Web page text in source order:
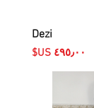
Dezi
السعر